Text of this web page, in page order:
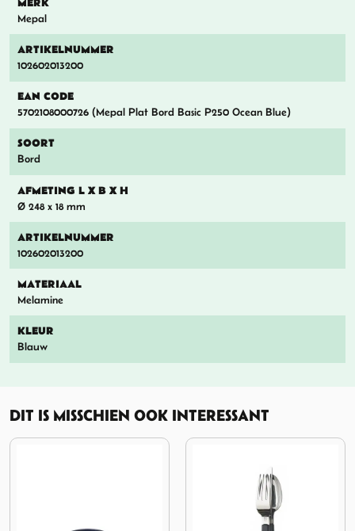
MERK
Mepal
ARTIKELNUMMER
102602013200
EAN CODE
5702108000726 (Mepal Plat Bord Basic P250 Ocean Blue)
SOORT
Bord
AFMETING L X B X H
Ø 248 x 18 mm
ARTIKELNUMMER
102602013200
MATERIAAL
Melamine
KLEUR
Blauw
DIT IS MISSCHIEN OOK INTERESSANT